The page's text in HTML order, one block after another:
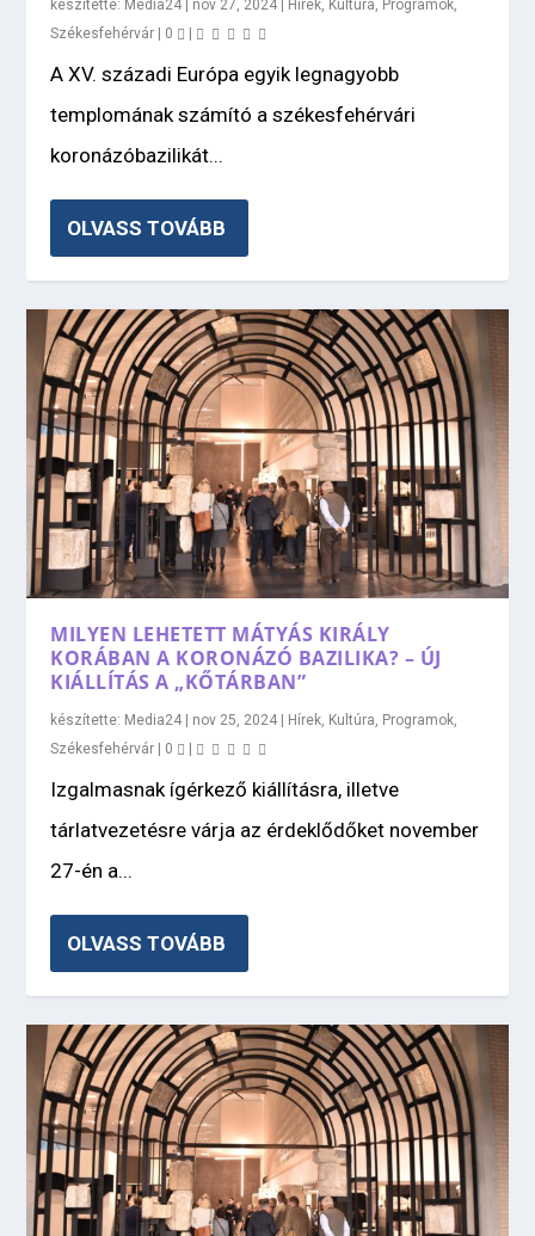
készítette: Media24 nov 27, 2024 Hírek, Kultúra, Programok,
Székesfehérvár
0
A XV. századi Európa egyik legnagyobb
templomának számító a székesfehérvári
koronázóbazilikát...
OLVASS TOVÁBB
MILYEN LEHETETT MÁTYÁS KIRÁLY
KORÁBAN A KORONÁZÓ BAZILIKA? – ÚJ
KIÁLLÍTÁS A „KŐTÁRBAN”
készítette: Media24 nov 25, 2024 Hírek, Kultúra, Programok,
Székesfehérvár
0
Izgalmasnak ígérkező kiállításra, illetve
tárlatvezetésre várja az érdeklődőket november
27-én a...
OLVASS TOVÁBB